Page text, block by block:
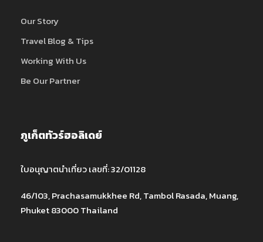
Our Story
Travel Blog & Tips
Working With Us
Be Our Partner
ภูเก็ตทัวร์ฮอลิเดย์
ใบอนุญาตนำเที่ยว เลขที่: 32/01128
46/103, Prachasamukkhee Rd, Tambol Rasada, Muang,
Phuket 83000 Thailand